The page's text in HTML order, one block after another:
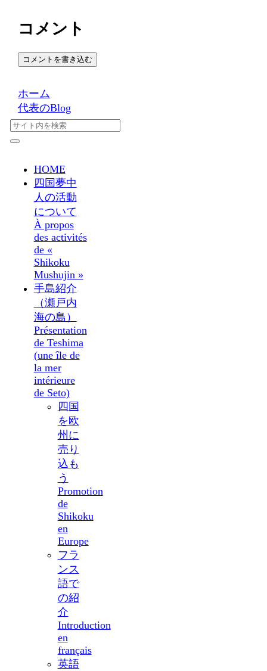
コメント
コメントを書き込む
ホーム
代表のBlog
HOME
四国夢中
人の活動
について
À propos
des activités
de «
Shikoku
Mushujin »
手島紹介
（瀬戸内
海の島）
Présentation
de Teshima
(une île de
la mer
intérieure
de Seto)
四国
を欧
州に
売り
込も
う
Promotion
de
Shikoku
en
Europe
フラ
ンス
語で
の紹
介
Introduction
en
français
英語